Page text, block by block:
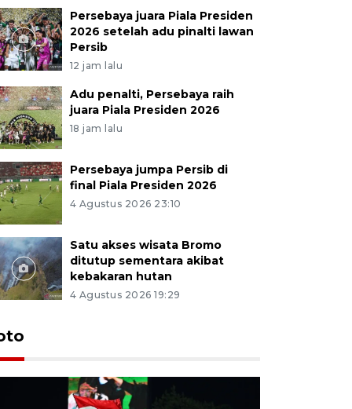
Persebaya juara Piala Presiden
2026 setelah adu pinalti lawan
Persib
12 jam lalu
Adu penalti, Persebaya raih
juara Piala Presiden 2026
18 jam lalu
Persebaya jumpa Persib di
final Piala Presiden 2026
4 Agustus 2026 23:10
Satu akses wisata Bromo
ditutup sementara akibat
kebakaran hutan
4 Agustus 2026 19:29